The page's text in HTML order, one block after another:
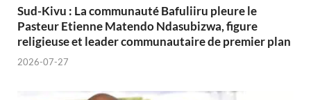
Sud-Kivu : La communauté Bafuliiru pleure le
Pasteur Etienne Matendo Ndasubizwa, figure
religieuse et leader communautaire de premier plan
2026-07-27